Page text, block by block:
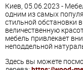
Киев, 05.06.2023 -
одним из самых
стильной обстановки
величественную
мебель привлекает
неподдельной
Здесь вы можете